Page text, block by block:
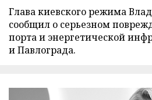
Глава киевского режима
сообщил о серьезном
порта и энергетической
и Павлограда.